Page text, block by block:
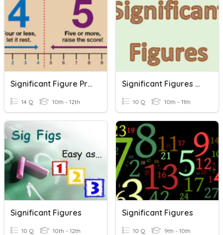
Significant Figure Practice -- Rounding
14 Q 10th - 12th
Significant Figures W Calculations
10 Q 10th - 11th
Significant Figures
10 Q 10th - 12th
Significant Figures
10 Q 9th - 10th